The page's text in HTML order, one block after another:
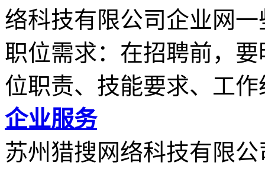
络科技有限公司企业网
职位需求：在招聘前，
位职责、技能要求、工作
企业服务
苏州猎搜网络科技有限